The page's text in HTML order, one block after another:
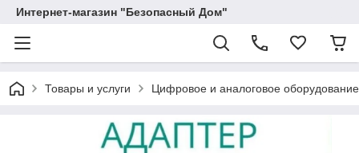
Интернет-магазин "Безопасный Дом"
Товары и услуги Цифровое и аналоговое оборудование